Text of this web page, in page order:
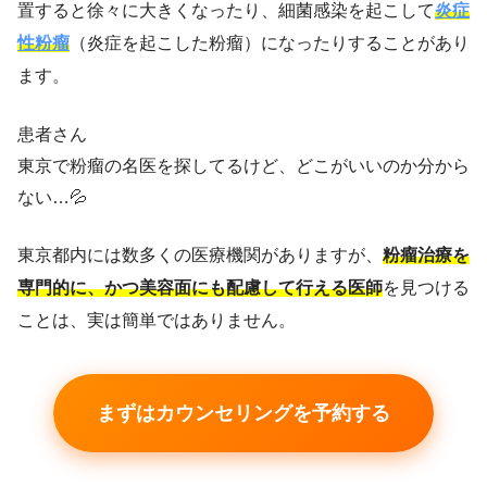
置すると徐々に大きくなったり、細菌感染を起こして炎症
性粉瘤 （炎症を起こした粉瘤）になったりすることがあり
ます。
患者さん
東京で粉瘤の名医を探してるけど、どこがいいのか分から
ない…💦
東京都内には数多くの医療機関がありますが、 粉瘤治療を
専門的に、かつ美容面にも配慮して行える医師を見つける
ことは、実は簡単ではありません。
まずはカウンセリングを予約する